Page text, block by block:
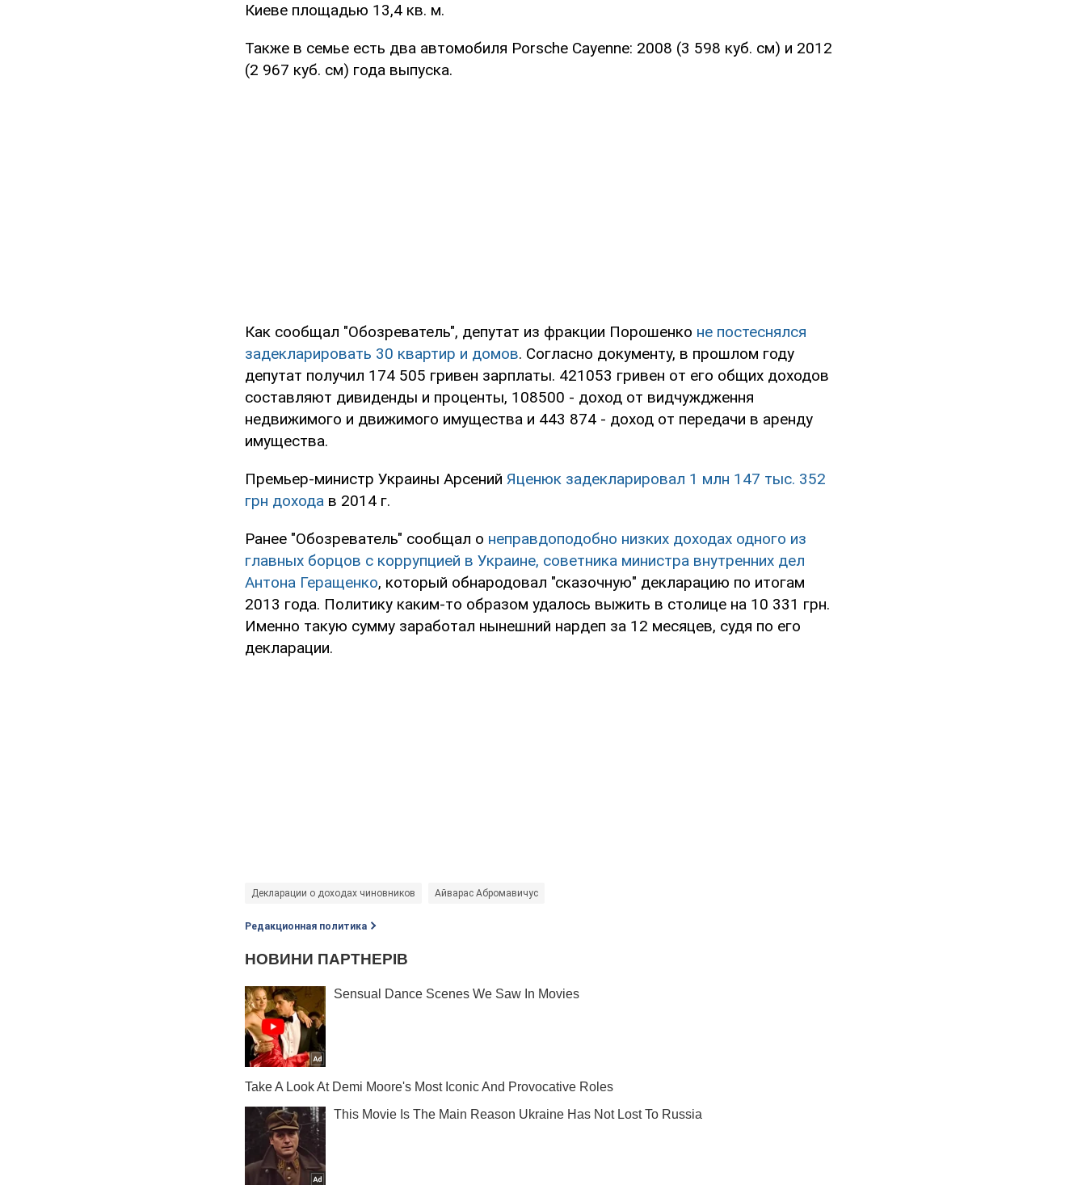
Киеве площадью 13,4 кв. м.
Также в семье есть два автомобиля Porsche Cayenne: 2008 (3 598 куб. см) и 2012
(2 967 куб. см) года выпуска.
Как сообщал "Обозреватель", депутат из фракции Порошенко не постеснялся
задекларировать 30 квартир и домов. Согласно документу, в прошлом году
депутат получил 174 505 гривен зарплаты. 421053 гривен от его общих доходов
составляют дивиденды и проценты, 108500 - доход от видчуждження
недвижимого и движимого имущества и 443 874 - доход от передачи в аренду
имущества.
Премьер-министр Украины Арсений Яценюк задекларировал 1 млн 147 тыс. 352
грн дохода в 2014 г.
Ранее "Обозреватель" сообщал о неправдоподобно низких доходах одного из
главных борцов с коррупцией в Украине, советника министра внутренних дел
Антона Геращенко, который обнародовал "сказочную" декларацию по итогам
2013 года. Политику каким-то образом удалось выжить в столице на 10 331 грн.
Именно такую сумму заработал нынешний нардеп за 12 месяцев, судя по его
декларации.
Декларации о доходах чиновников Айварас Абромавичус
Редакционная политика